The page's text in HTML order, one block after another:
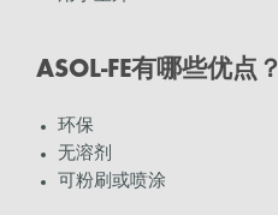
ASOL-FE有哪些优点？
环保
无溶剂
可粉刷或喷涂